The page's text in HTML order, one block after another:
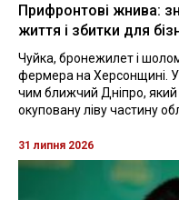
Прифронтові жнива:
життя і збитки для
Чуйка, бронежилет і
фермера на Херсонщині. У
чим ближчий Дніпро, який
окуповану ліву частину
31 липня 2026